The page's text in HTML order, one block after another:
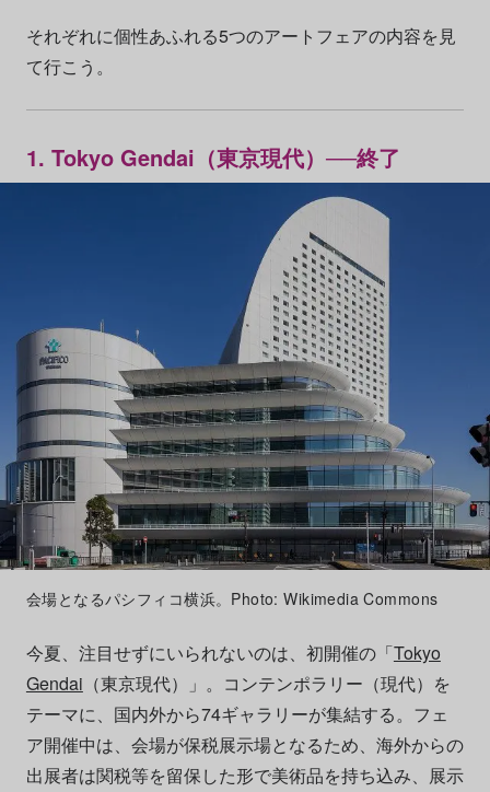
それぞれに個性あふれる5つのアートフェアの内容を見
て行こう。
1. Tokyo Gendai（東京現代）──終了
会場となるパシフィコ横浜。Photo: Wikimedia Commons
今夏、注目せずにいられないのは、初開催の「Tokyo
Gendai （東京現代）」。コンテンポラリー（現代）を
テーマに、国内外から74ギャラリーが集結する。フェ
ア開催中は、会場が保税展示場となるため、海外からの
出展者は関税等を留保した形で美術品を持ち込み、展示